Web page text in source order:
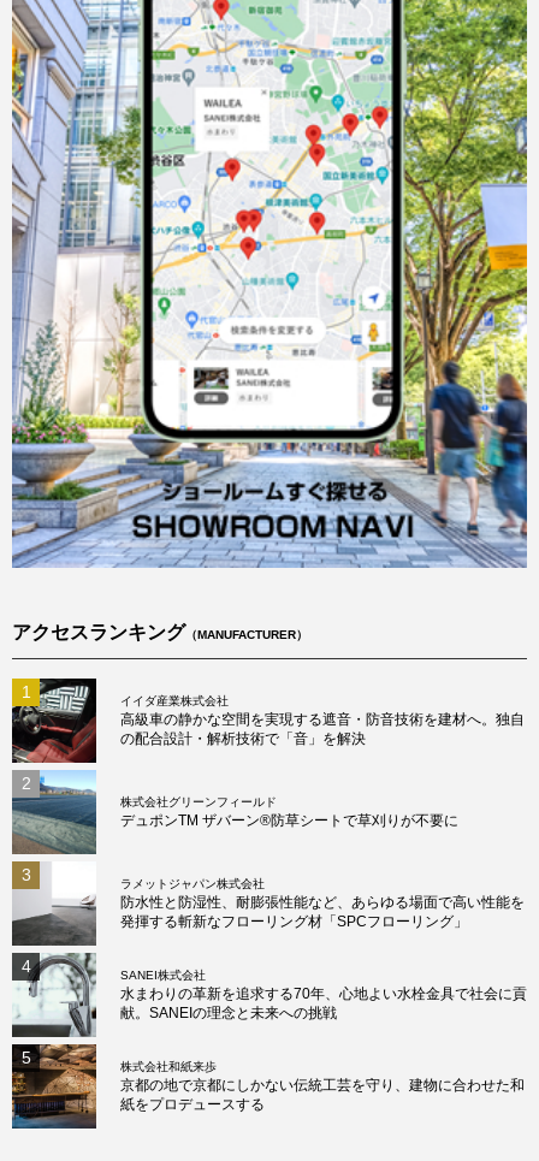
アクセスランキング （MANUFACTURER）
1 イイダ産業株式会社
高級車の静かな空間を実現する遮音・防音技術を建材へ。独自
の配合設計・解析技術で「音」を解決
2
株式会社グリーンフィールド
デュポンTM ザバーン®防草シートで草刈りが不要に
3 ラメットジャパン株式会社
防水性と防湿性、耐膨張性能など、あらゆる場面で高い性能を
発揮する斬新なフローリング材「SPCフローリング」
4 SANEI株式会社
水まわりの革新を追求する70年、心地よい水栓金具で社会に貢
献。SANEIの理念と未来への挑戦
5 株式会社和紙来歩
京都の地で京都にしかない伝統工芸を守り、建物に合わせた和
紙をプロデュースする